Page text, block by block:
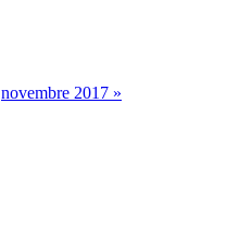
novembre 2017 »